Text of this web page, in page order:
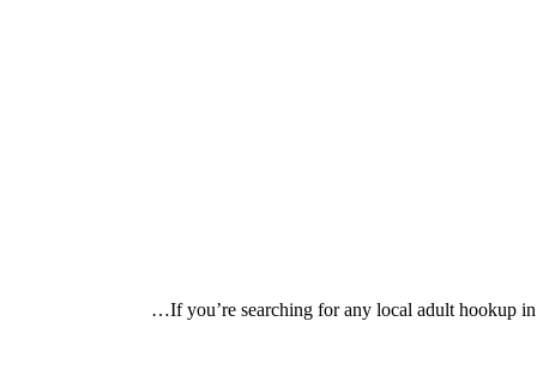
If you’re searching for any local adult hookup